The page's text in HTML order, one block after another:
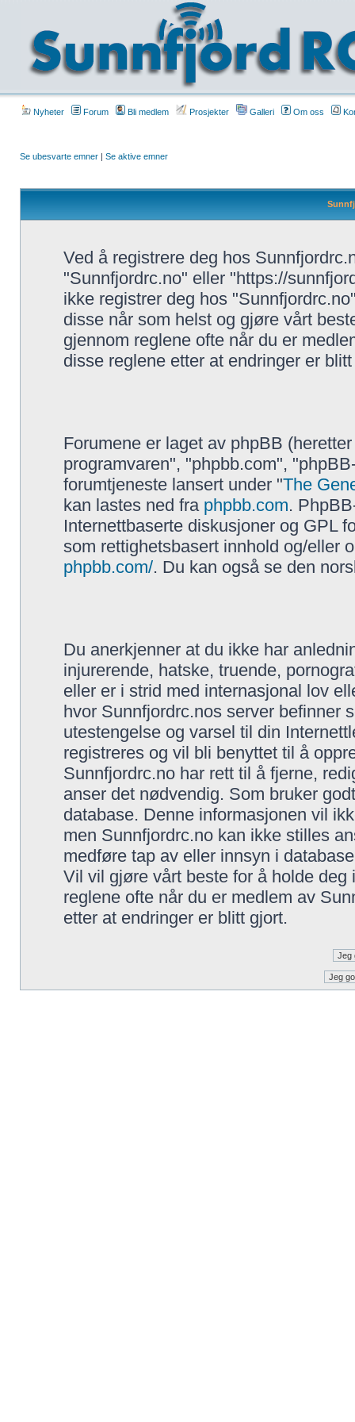
Nyheter Forum Bli medlem Prosjekter Galleri Om oss
Se ubesvarte emner | Se aktive emner
Ved å registrere deg hos
"Sunnfjordrc.no" eller "https://
ikke registrer deg hos
disse når som helst og gjøre vårt
gjennom reglene ofte når du er
disse reglene etter at endringer er
Forumene er laget av phpBB
programvaren", "phpbb.com",
forumtjeneste lansert under "The
kan lastes ned fra phpbb.com.
Internettbaserte diskusjoner og GPL
som rettighetsbasert innhold og/eller
phpbb.com/. Du kan også se den
Du anerkjenner at du ikke har
injurerende, hatske, truende,
eller er i strid med internasjonal lov
hvor Sunnfjordrc.nos server befinner
utestengelse og varsel til din
registreres og vil bli benyttet til å
Sunnfjordrc.no har rett til å fjerne,
anser det nødvendig. Som bruker
database. Denne informasjonen vil
men Sunnfjordrc.no kan ikke stilles
medføre tap av eller innsyn i
Vil vil gjøre vårt beste for å holde
reglene ofte når du er medlem av
etter at endringer er blitt gjort.